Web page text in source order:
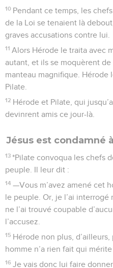
10 Pendant ce temps, les
de la Loi se tenaient là
graves accusations contre lui.
11 Alors Hérode le traita avec
autant, et ils se moquèrent
manteau magnifique. Hérode
Pilate.
12 Hérode et Pilate, qui
devinrent amis ce jour-là.
Jésus est condamné
13 *Pilate convoqua les chefs
peuple. Il leur dit :
14 —Vous m’avez amené cet
le peuple. Or, je l’ai
ne l’ai trouvé coupable
l’accusez.
15 Hérode non plus, d’ailleurs,
homme n’a rien fait qui mérite
16 Je vais donc lui faire